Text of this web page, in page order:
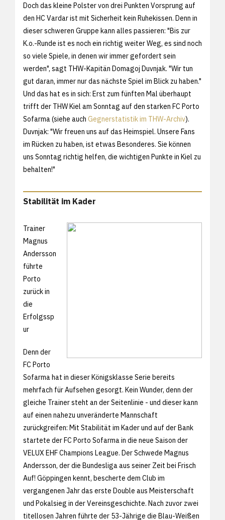
Doch das kleine Polster von drei Punkten Vorsprung auf
den HC Vardar ist mit Sicherheit kein Ruhekissen. Denn in
dieser schweren Gruppe kann alles passieren: "Bis zur
K.o.-Runde ist es noch ein richtig weiter Weg, es sind noch
so viele Spiele, in denen wir immer gefordert sein
werden", sagt THW-Kapitän Domagoj Duvnjak. "Wir tun
gut daran, immer nur das nächste Spiel im Blick zu haben."
Und das hat es in sich: Erst zum fünften Mal überhaupt
trifft der THW Kiel am Sonntag auf den starken FC Porto
Sofarma (siehe auch Gegnerstatistik im THW-Archiv).
Duvnjak: "Wir freuen uns auf das Heimspiel. Unsere Fans
im Rücken zu haben, ist etwas Besonderes. Sie können
uns Sonntag richtig helfen, die wichtigen Punkte in Kiel zu
behalten!"
Stabilität im Kader
Trainer
Magnus
Andersson
führte
Porto
zurück in
die
Erfolgssp
ur
Denn der
FC Porto
Sofarma hat in dieser Königsklasse Serie bereits
mehrfach für Aufsehen gesorgt. Kein Wunder, denn der
gleiche Trainer steht an der Seitenlinie - und dieser kann
auf einen nahezu unveränderte Mannschaft
zurückgreifen: Mit Stabilität im Kader und auf der Bank
startete der FC Porto Sofarma in die neue Saison der
VELUX EHF Champions League. Der Schwede Magnus
Andersson, der die Bundesliga aus seiner Zeit bei Frisch
Auf! Göppingen kennt, bescherte dem Club im
vergangenen Jahr das erste Double aus Meisterschaft
und Pokalsieg in der Vereinsgeschichte. Nach zuvor zwei
titellosen Jahren führte der 53-Jährige die Blau-Weißen